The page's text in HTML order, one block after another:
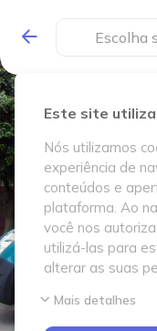
Este site
Nós utilizamos
experiência de
conteúdos e
plataforma. Ao
você nos
utilizá-las para
alterar as suas
Mais detalhes
Escolha